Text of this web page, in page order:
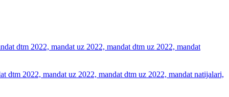
dtm 2022, mandat uz 2022, mandat dtm uz 2022, mandat natijalari,